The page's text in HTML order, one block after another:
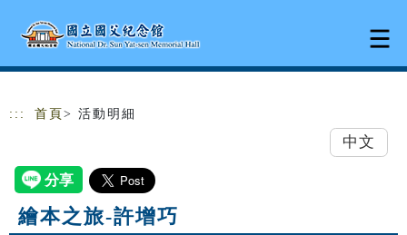
::: 首頁 > 活動明細
中文
繪本之旅-許增巧